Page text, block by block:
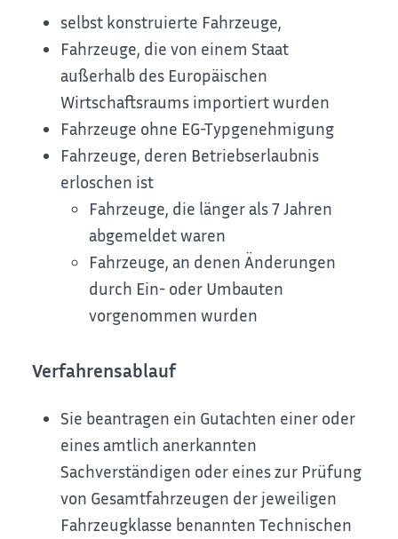
selbst konstruierte Fahrzeuge,
Fahrzeuge, die von einem Staat
außerhalb des Europäischen
Wirtschaftsraums importiert wurden
Fahrzeuge ohne EG-Typgenehmigung
Fahrzeuge, deren Betriebserlaubnis
erloschen ist
Fahrzeuge, die länger als 7 Jahren
abgemeldet waren
Fahrzeuge, an denen Änderungen
durch Ein- oder Umbauten
vorgenommen wurden
Verfahrensablauf
Sie beantragen ein Gutachten einer oder
eines amtlich anerkannten
Sachverständigen oder eines zur Prüfung
von Gesamtfahrzeugen der jeweiligen
Fahrzeugklasse benannten Technischen